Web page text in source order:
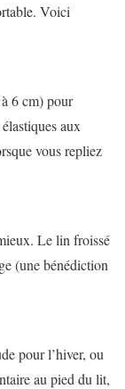
Voici
6 cm) pour
aux
vous repliez
Le lin froissé
(une bénédiction
pour l’hiver, ou
au pied du lit,